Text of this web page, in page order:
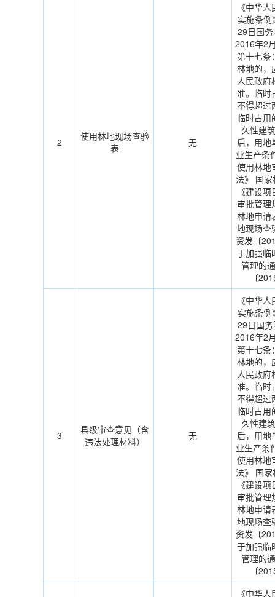
2
使用林地现场查验
表
无
《中华
实施条
29日国
2016年2
第十七条
林地的，
人民政府
准。临时
不得超过
临时占用
久性建
后，用地
业生产条
使用林地
法》 国
《建设
审批管理
林地申请
地现场查
资发〔
于加强临
管理的
〔
3
县级审查意见（含
违法处理材料）
无
《中华
实施条
29日国
2016年2
第十七条
林地的，
人民政府
准。临时
不得超过
临时占用
久性建
后，用地
业生产条
使用林地
法》 国
《建设
审批管理
林地申请
地现场查
资发〔
于加强临
管理的
〔
《中华